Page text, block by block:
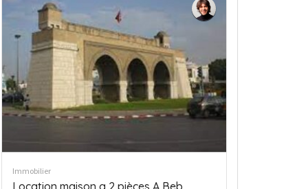
Immobilier
test 13-09-2021